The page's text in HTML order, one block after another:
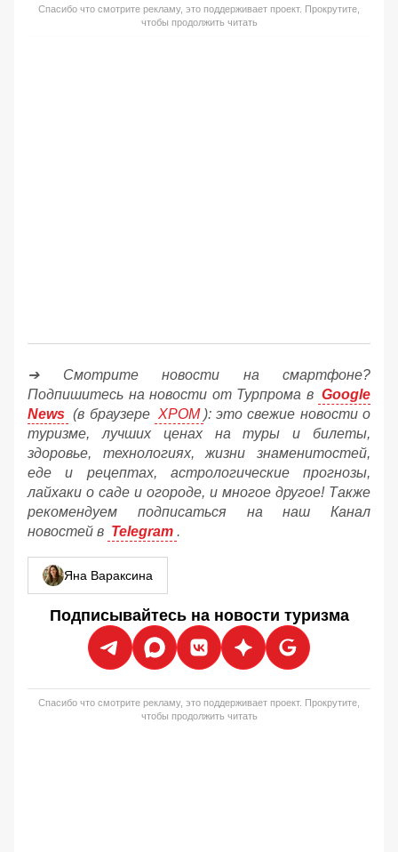
Спасибо что смотрите рекламу, это поддерживает проект. Прокрутите,
чтобы продолжить читать
➔ Смотрите новости на смартфоне?
Подпишитесь на новости от Турпрома в Google
News (в браузере ХРОМ ): это свежие новости о
туризме, лучших ценах на туры и билеты,
здоровье, технологиях, жизни знаменитостей,
еде и рецептах, астрологические прогнозы,
лайхаки о саде и огороде, и многое другое! Также
рекомендуем подписаться на наш Канал
новостей в Telegram .
Яна Вараксина
Подписывайтесь на новости туризма
Спасибо что смотрите рекламу, это поддерживает проект. Прокрутите,
чтобы продолжить читать